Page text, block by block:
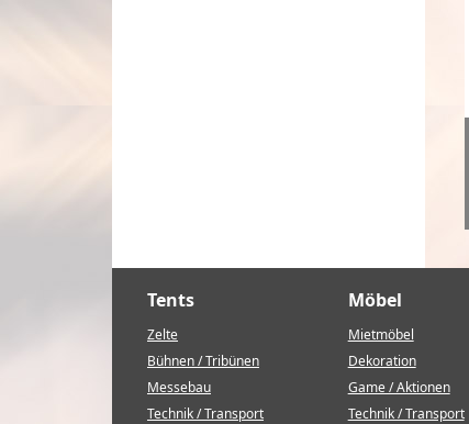
Tents
Zelte
Bühnen / Tribünen
Messebau
Technik / Transport
Möbel
Mietmöbel
Dekoration
Game / Aktionen
Technik / Transport